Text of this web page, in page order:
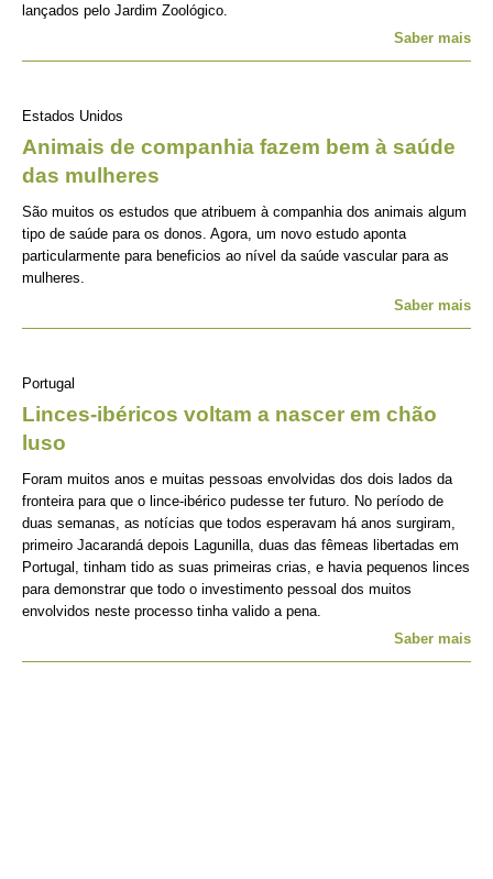
lançados pelo Jardim Zoológico.
Saber mais
Estados Unidos
Animais de companhia fazem bem à saúde
das mulheres
São muitos os estudos que atribuem à companhia dos animais algum
tipo de saúde para os donos. Agora, um novo estudo aponta
particularmente para beneficios ao nível da saúde vascular para as
mulheres.
Saber mais
Portugal
Linces-ibéricos voltam a nascer em chão
luso
Foram muitos anos e muitas pessoas envolvidas dos dois lados da
fronteira para que o lince-ibérico pudesse ter futuro. No período de
duas semanas, as notícias que todos esperavam há anos surgiram,
primeiro Jacarandá depois Lagunilla, duas das fêmeas libertadas em
Portugal, tinham tido as suas primeiras crias, e havia pequenos linces
para demonstrar que todo o investimento pessoal dos muitos
envolvidos neste processo tinha valido a pena.
Saber mais